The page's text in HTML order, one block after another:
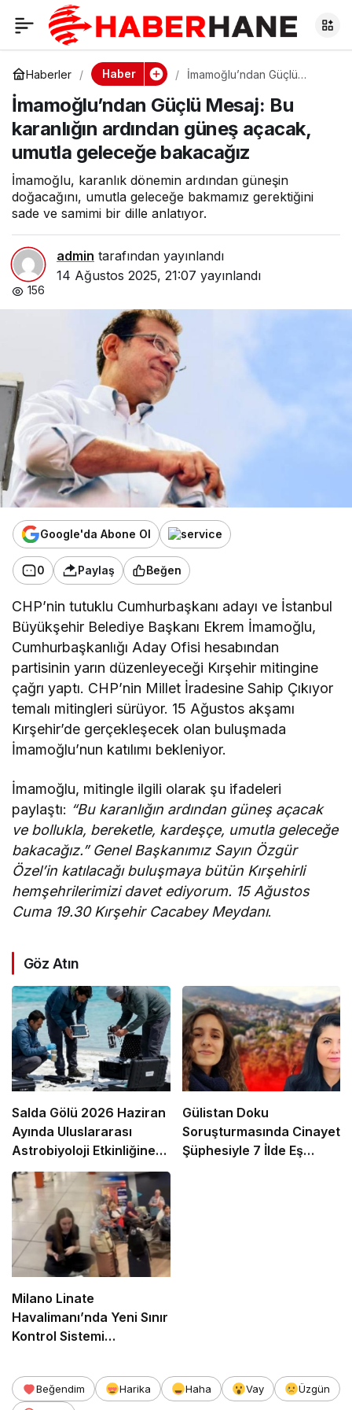
Haberler Haber
İmamoğlu’ndan Güçlü
ardından güneş açacak,
umutla geleceğe bakacağız
İmamoğlu’ndan Güçlü Mesaj: Bu
karanlığın ardından güneş açacak,
umutla geleceğe bakacağız
İmamoğlu, karanlık dönemin ardından güneşin
doğacağını, umutla geleceğe bakmamız gerektiğini
sade ve samimi bir dille anlatıyor.
admin tarafından yayınlandı
14 Ağustos 2025, 21:07 yayınlandı
156
Google'da Abone Ol
0 Paylaş Beğen
CHP’nin tutuklu Cumhurbaşkanı adayı ve İstanbul
Büyükşehir Belediye Başkanı Ekrem İmamoğlu,
Cumhurbaşkanlığı Aday Ofisi hesabından
partisinin yarın düzenleyeceği Kırşehir mitingine
çağrı yaptı. CHP’nin Millet İradesine Sahip Çıkıyor
temalı mitingleri sürüyor. 15 Ağustos akşamı
Kırşehir’de gerçekleşecek olan buluşmada
İmamoğlu’nun katılımı bekleniyor.
İmamoğlu, mitingle ilgili olarak şu ifadeleri
paylaştı: “Bu karanlığın ardından güneş açacak
ve bollukla, bereketle, kardeşçe, umutla geleceğe
bakacağız.” Genel Başkanımız Sayın Özgür
Özel’in katılacağı buluşmaya bütün Kırşehirli
hemşehrilerimizi davet ediyorum. 15 Ağustos
Cuma 19.30 Kırşehir Cacabey Meydanı.
Göz Atın
Salda Gölü 2026 Haziran
Ayında Uluslararası
Astrobiyoloji Etkinliğine
Ev Sahipliği Yapacak
Gülistan Doku
Soruşturmasında Cinayet
Şüphesiyle 7 İlde Eş
Milano Linate
Havalimanı’nda Yeni Sınır
Kontrol Sistemi
Beğendim Harika Haha Vay
Üzgün
İmamoğlu’ndan Güçlü
Mesaj: Bu karanlığın
ardından güneş
açacak, umutla
geleceğe bakacağız